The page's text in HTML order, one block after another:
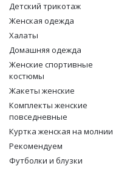
Детcкий трикотаж
Женская одежда
Халаты
Домашняя одежда
Женские спортивные
костюмы
Жакеты женские
Комплекты женские
повседневные
Куртка женская на молнии
Рекомендуем
Футболки и блузки